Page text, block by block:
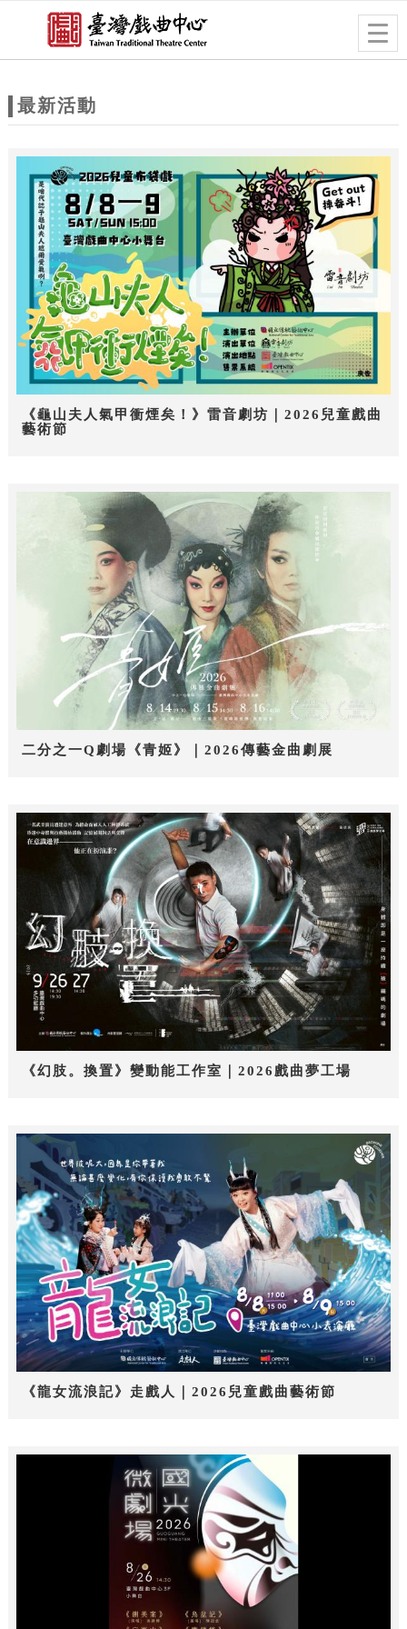
站
題
跳到主要內容
網站導覽
最新活動
《龜山夫人氣甲衝煙矣！》雷音劇坊｜2026兒童戲曲
藝術節
二分之一Q劇場《青姬》｜2026傳藝金曲劇展
《幻肢。換置》變動能工作室｜2026戲曲夢工場
《龍女流浪記》走戲人｜2026兒童戲曲藝術節